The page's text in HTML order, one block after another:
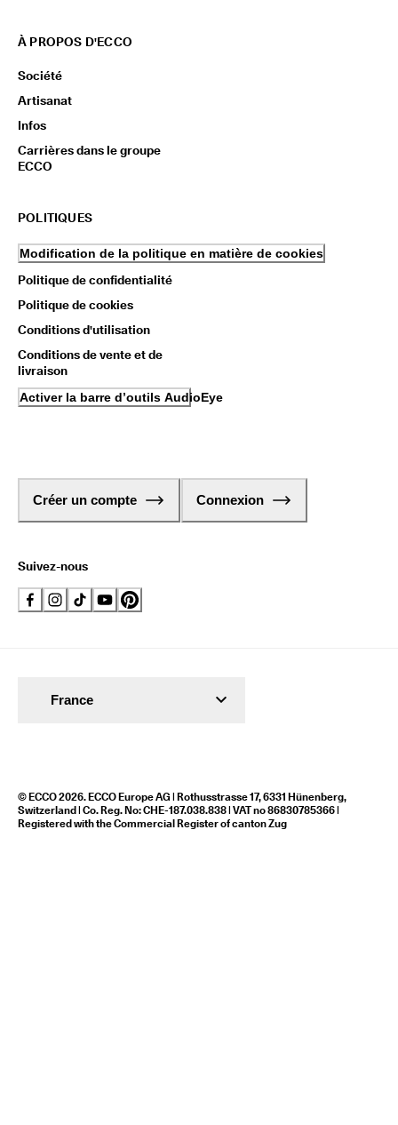
À PROPOS D'ECCO
Société
Artisanat
Infos
Carrières dans le groupe
ECCO
POLITIQUES
Modification de la politique en matière de cookies
Politique de confidentialité
Politique de cookies
Conditions d'utilisation
Conditions de vente et de
livraison
Activer la barre d’outils AudioEye
Créer un compte Connexion
Suivez-nous
© ECCO 2026. ECCO Europe AG | Rothusstrasse 17, 6331 Hünenberg,
Switzerland | Co. Reg. No: CHE-187.038.838 | VAT no 86830785366 |
Registered with the Commercial Register of canton Zug
France